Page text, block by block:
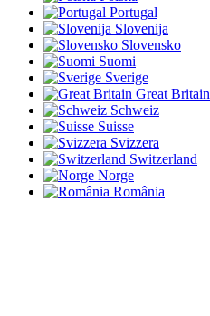
Portugal
Slovenija
Slovensko
Suomi
Sverige
Great Britain
Schweiz
Suisse
Svizzera
Switzerland
Norge
România